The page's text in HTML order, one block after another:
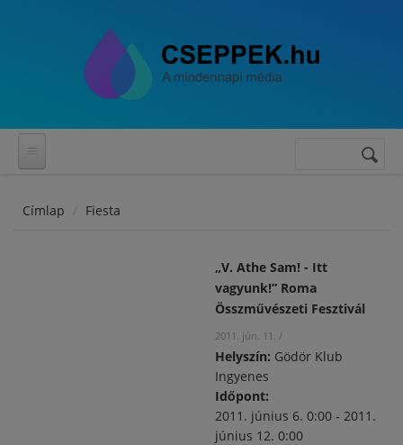
Keresés
Címlap Fiesta
„V. Athe Sam! - Itt
vagyunk!” Roma
Összművészeti Fesztivál
2011. jún. 11. /
Helyszín: Gödör Klub
Ingyenes
Időpont:
2011. június 6. 0:00 - 2011.
június 12. 0:00